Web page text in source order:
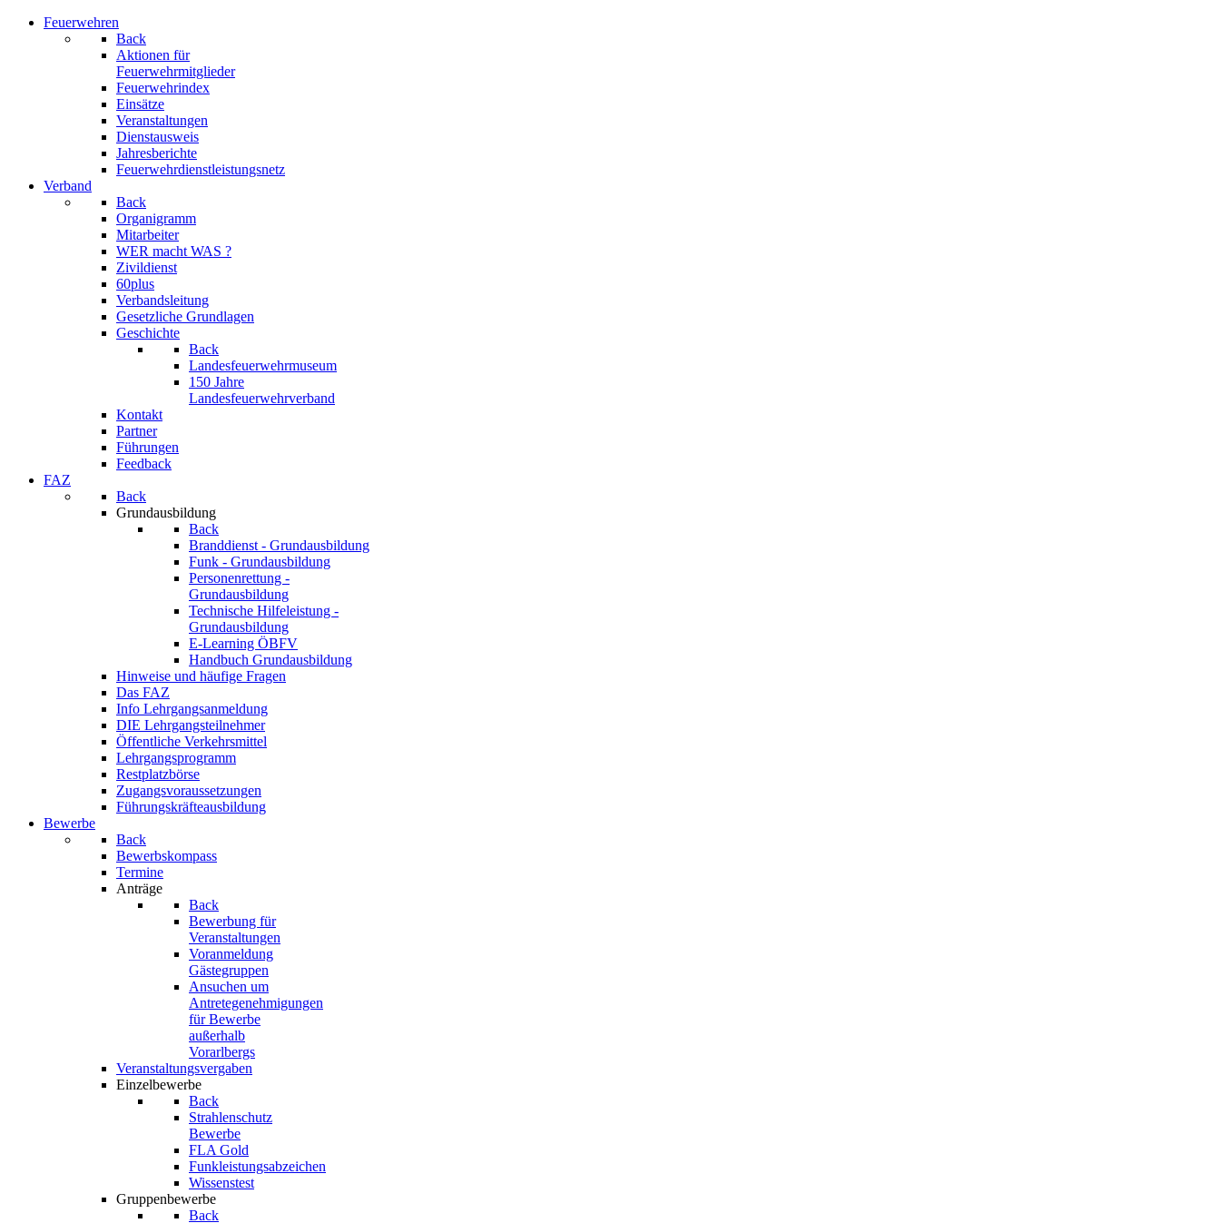
Feuerwehren
Back
Aktionen für
Feuerwehrmitglieder
Feuerwehrindex
Einsätze
Veranstaltungen
Dienstausweis
Jahresberichte
Feuerwehrdienstleistungsnetz
Verband
Back
Organigramm
Mitarbeiter
WER macht WAS ?
Zivildienst
60plus
Verbandsleitung
Gesetzliche Grundlagen
Geschichte
Back
Landesfeuerwehrmuseum
150 Jahre
Landesfeuerwehrverband
Kontakt
Partner
Führungen
Feedback
FAZ
Back
Grundausbildung
Back
Branddienst - Grundausbildung
Funk - Grundausbildung
Personenrettung -
Grundausbildung
Technische Hilfeleistung -
Grundausbildung
E-Learning ÖBFV
Handbuch Grundausbildung
Hinweise und häufige Fragen
Das FAZ
Info Lehrgangsanmeldung
DIE Lehrgangsteilnehmer
Öffentliche Verkehrsmittel
Lehrgangsprogramm
Restplatzbörse
Zugangsvoraussetzungen
Führungskräfteausbildung
Bewerbe
Back
Bewerbskompass
Termine
Anträge
Back
Bewerbung für
Veranstaltungen
Voranmeldung
Gästegruppen
Ansuchen um
Antretegenehmigungen
für Bewerbe
außerhalb
Vorarlbergs
Veranstaltungsvergaben
Einzelbewerbe
Back
Strahlenschutz
Bewerbe
FLA Gold
Funkleistungsabzeichen
Wissenstest
Gruppenbewerbe
Back